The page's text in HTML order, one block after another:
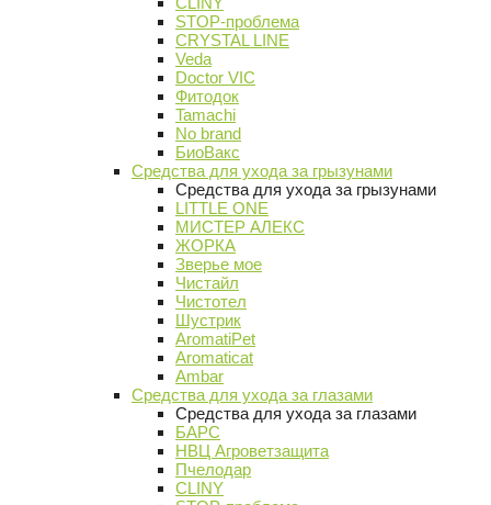
STOP-проблема
CRYSTAL LINE
Veda
Doctor VIC
Фитодок
Tamachi
No brand
БиоВакс
Средства для ухода за грызунами
Средства для ухода за грызунами
LITTLE ONE
МИСТЕР АЛЕКС
ЖОРКА
Зверье мое
Чистайл
Чистотел
Шустрик
AromatiPet
Aromaticat
Ambar
Средства для ухода за глазами
Средства для ухода за глазами
БАРС
НВЦ Агроветзащита
Пчелодар
CLINY